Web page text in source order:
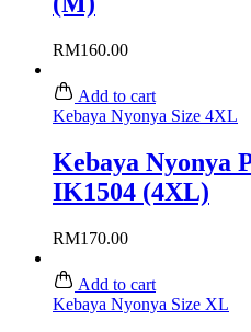
RM160.00
Add to cart
Kebaya Nyonya Size 4XL
Kebaya Nyonya
IK1504 (4XL)
RM170.00
Add to cart
Kebaya Nyonya Size XL